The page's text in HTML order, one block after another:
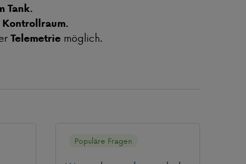
Tank.
Kontrollraum.
Telemetrie möglich.
Populäre Fragen